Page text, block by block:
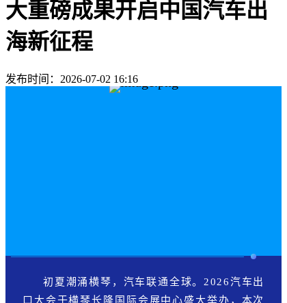
大重磅成果开启中国汽车出
海新征程
发布时间：2026-07-02 16:16
初夏潮涌横琴，汽车联通全球。2026汽车出
口大会于横琴长隆国际会展中心盛大举办，本次